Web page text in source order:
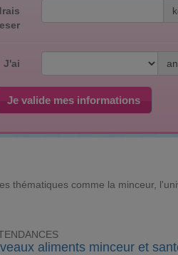
J'ai
Je valide mes informations
thématiques comme la minceur,
aliments minceur et